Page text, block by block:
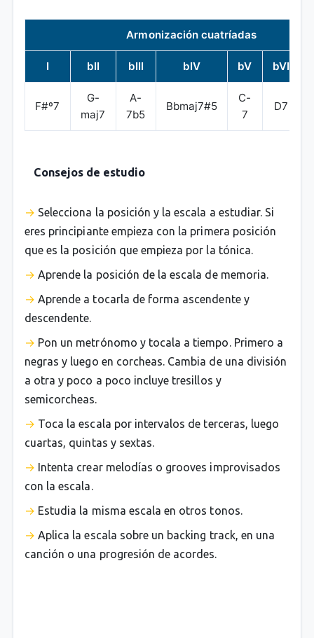
Armonización cuatríadas
I bII bIII bIV bV bVI
F#º7
G-
maj7
A-
7b5
Bbmaj7#5
C-
7
D7
Consejos de estudio
Selecciona la posición y la escala a estudiar. Si
eres principiante empieza con la primera posición
que es la posición que empieza por la tónica.
Aprende la posición de la escala de memoria.
Aprende a tocarla de forma ascendente y
descendente.
Pon un metrónomo y tocala a tiempo. Primero a
negras y luego en corcheas. Cambia de una división
a otra y poco a poco incluye tresillos y
semicorcheas.
Toca la escala por intervalos de terceras, luego
cuartas, quintas y sextas.
Intenta crear melodías o grooves improvisados
con la escala.
Estudia la misma escala en otros tonos.
Aplica la escala sobre un backing track, en una
canción o una progresión de acordes.